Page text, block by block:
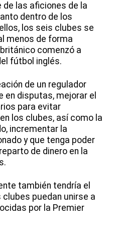
las aficiones de la
dentro de los
los seis clubes se
menos de forma
comenzó a
fútbol inglés.
de un regulador
en disputas, mejorar el
para evitar
los clubes, así como la
incrementar la
y que tenga poder
de dinero en la
también tendría el
puedan unirse a
por la Premier